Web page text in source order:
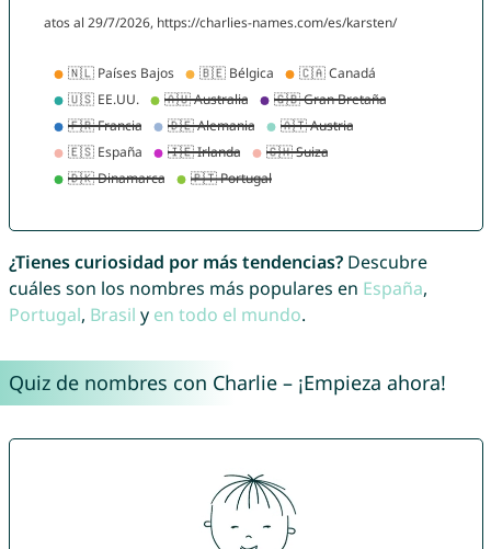
¿Tienes curiosidad por más tendencias?Descubre
cuáles son los nombres más populares en España,
Portugal, Brasil y en todo el mundo.
Quiz de nombres con Charlie – ¡Empieza ahora!